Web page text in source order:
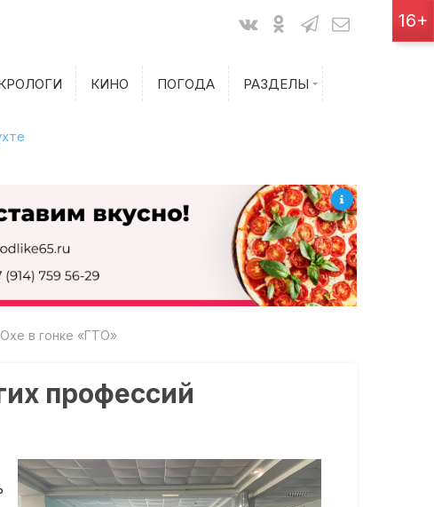
КИНО ПОГОДА РАЗДЕЛЫ
Показания счетчиков
Билеты на поезд
в гонке «ГТО»
профессий
16+